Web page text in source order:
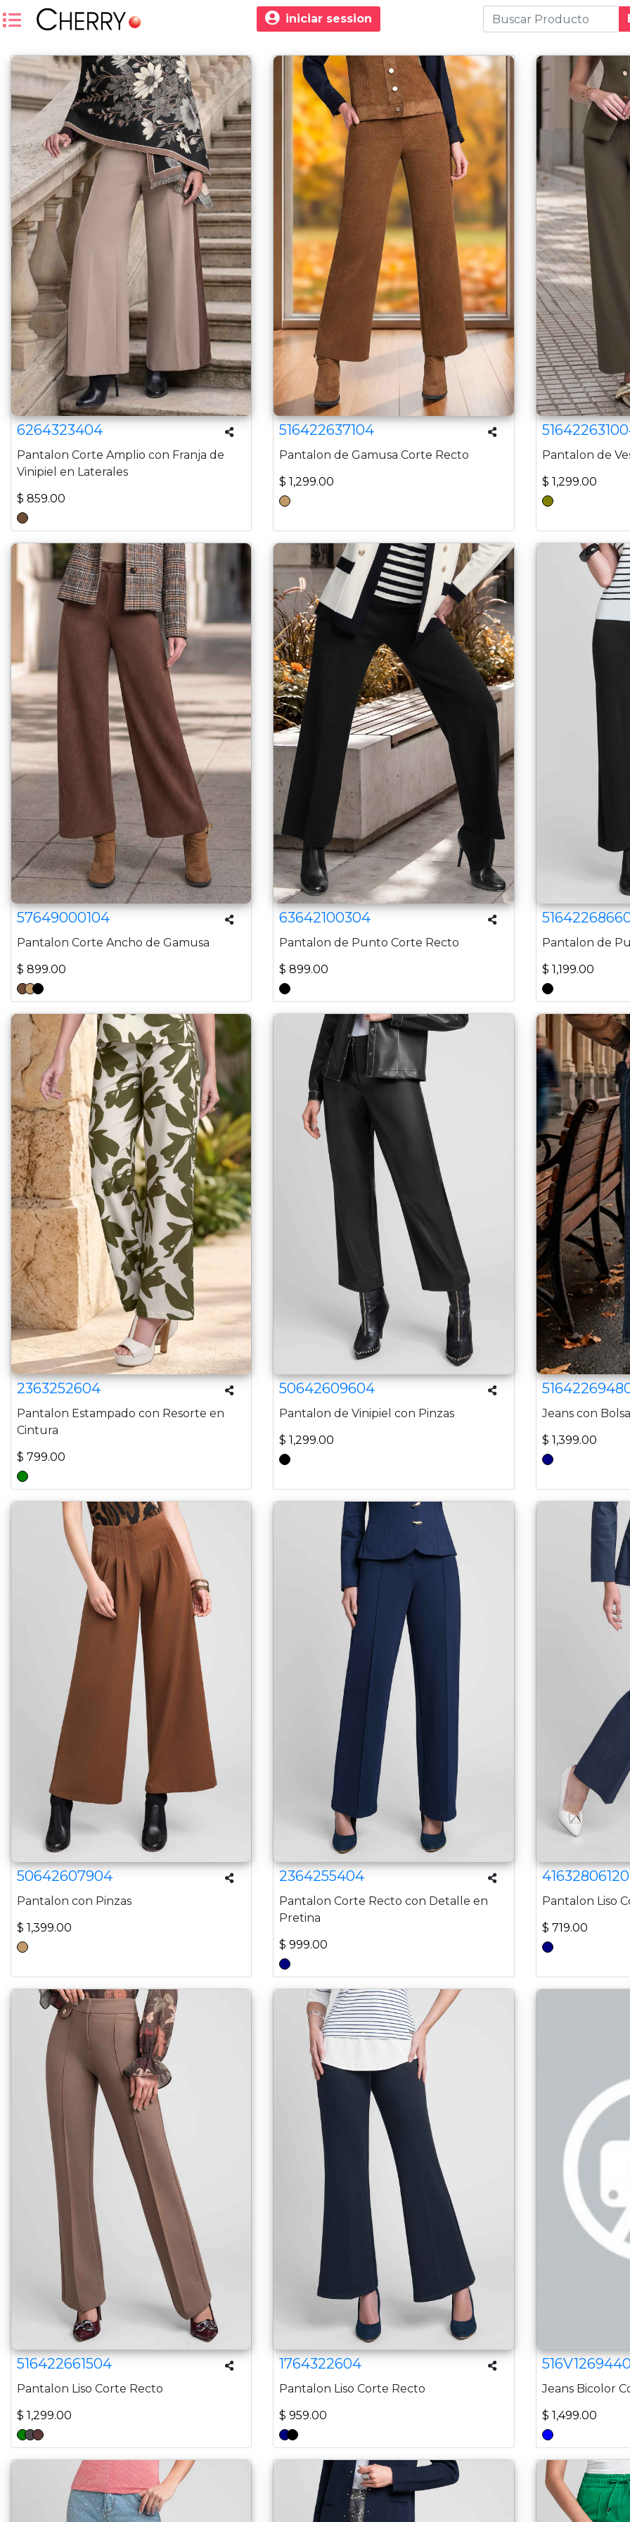
iniciar session
6264323404
Pantalon Corte Amplio con Franja de
Vinipiel en Laterales
$ 859.00
516422637104
Pantalon de Gamusa Corte Recto
$ 1,299.00
Pantalon de
$ 1,299.00
57649000104
Pantalon Corte Ancho de Gamusa
$ 899.00
63642100304
Pantalon de Punto Corte Recto
$ 899.00
Pantalon de
$ 1,199.00
2363252604
Pantalon Estampado con Resorte en
Cintura
$ 799.00
50642609604
Pantalon de Vinipiel con Pinzas
$ 1,299.00
Jeans con
$ 1,399.00
50642607904
Pantalon con Pinzas
$ 1,399.00
2364255404
Pantalon Corte Recto con Detalle en
Pretina
$ 999.00
Pantalon Liso
$ 719.00
516422661504
Pantalon Liso Corte Recto
$ 1,299.00
1764322604
Pantalon Liso Corte Recto
$ 959.00
Jeans Bicolor
$ 1,499.00